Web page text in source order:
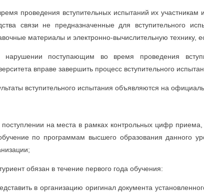
проведения вступительных испытаний их
связи не предназначенные для вступительного
материалы и электронно-вычислительную технику,
нарушении поступающим во время проведения
вправе завершить процесс вступительного
вступительного испытания объявляются на
на места в рамках контрольных цифр приема,
по программам высшего образования данного
обязан в течение первого года обучения:
в организацию оригинал документа